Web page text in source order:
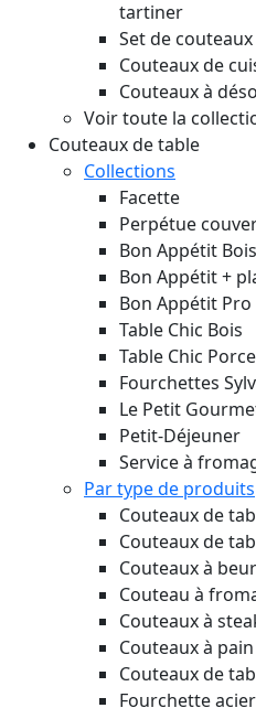
tartiner
Set de
Couteaux de
Couteaux à
Voir toute la
Couteaux de table
Collections
Facette
Perpétue
Bon Appétit Bois
Bon Appétit +
Bon Appétit Pro
Table Chic Bois
Table Chic
Fourchettes
Le Petit
Petit-Déjeuner
Service à
Par type de produits
Couteaux de
Couteaux de
Couteaux à
Couteau à
Couteaux à
Couteaux à pain
Couteaux de
Fourchette